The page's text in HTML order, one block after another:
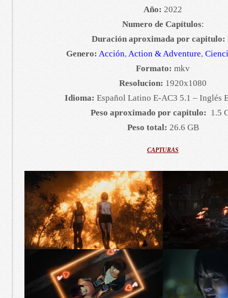
Año: 2022
Numero de Capítulos:
Duración aproximada por capitulo:
Genero: Acción,Action & Adventure,
Formato: mkv
Resolucion: 1920x1080
Idioma: Español Latino E-AC3 5.1 – Inglés
Peso aproximado por capitulo: 1.5
Peso total: 26.6 GB
CAPTURAS